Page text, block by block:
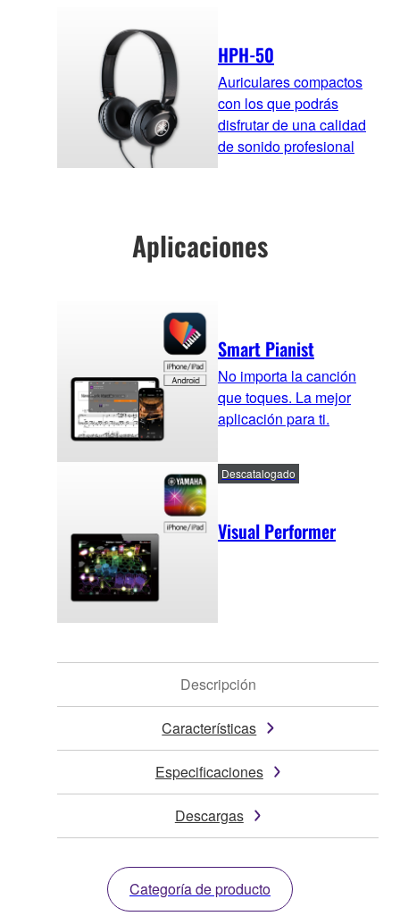
HPH-50
Auriculares compactos
con los que podrás
disfrutar de una calidad
de sonido profesional
Aplicaciones
Smart Pianist
No importa la canción
que toques. La mejor
aplicación para ti.
Visual Performer
Descatalogado
Descripción
Características
Especificaciones
Descargas
Categoría de producto